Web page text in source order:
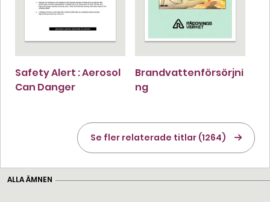
Safety Alert : Aerosol
Can Danger
Brandvattenförsörjni
ng
Se fler relaterade titlar (1264)
ALLA ÄMNEN